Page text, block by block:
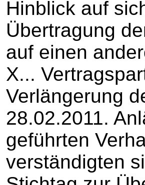
Hinblick auf
Übertragung
auf einen
X...
Verlängerung
28.02.2011.
geführten
verständigten